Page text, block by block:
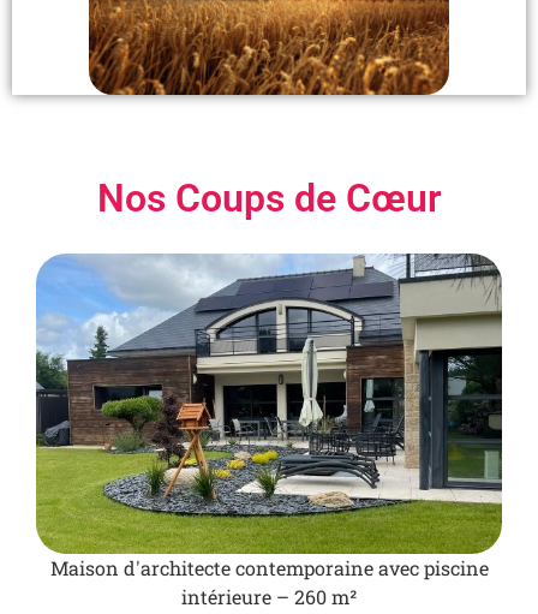
Nos Coups de Cœur
Maison d'architecte contemporaine avec piscine
intérieure – 260 m²